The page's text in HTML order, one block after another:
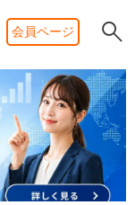
会員ページ